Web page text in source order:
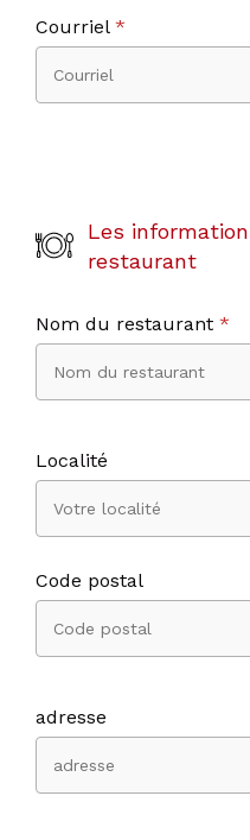
Courriel *
Les
restaurant
Nom du restaurant *
Localité
Code postal
adresse